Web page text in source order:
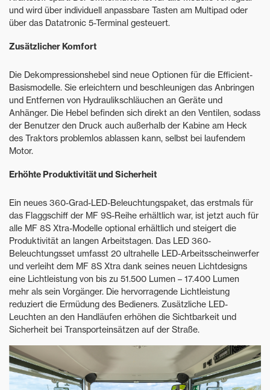
und wird über individuell anpassbare Tasten am Multipad oder
über das Datatronic 5-Terminal gesteuert.
Zusätzlicher Komfort
Die Dekompressionshebel sind neue Optionen für die Efficient-
Basismodelle. Sie erleichtern und beschleunigen das Anbringen
und Entfernen von Hydraulikschläuchen an Geräte und
Anhänger. Die Hebel befinden sich direkt an den Ventilen, sodass
der Benutzer den Druck auch außerhalb der Kabine am Heck
des Traktors problemlos ablassen kann, selbst bei laufendem
Motor.
Erhöhte Produktivität und Sicherheit
Ein neues 360-Grad-LED-Beleuchtungspaket, das erstmals für
das Flaggschiff der MF 9S-Reihe erhältlich war, ist jetzt auch für
alle MF 8S Xtra-Modelle optional erhältlich und steigert die
Produktivität an langen Arbeitstagen. Das LED 360-
Beleuchtungsset umfasst 20 ultrahelle LED-Arbeitsscheinwerfer
und verleiht dem MF 8S Xtra dank seines neuen Lichtdesigns
eine Lichtleistung von bis zu 51.500 Lumen – 17.400 Lumen
mehr als sein Vorgänger. Die hervorragende Lichtleistung
reduziert die Ermüdung des Bedieners. Zusätzliche LED-
Leuchten an den Handläufen erhöhen die Sichtbarkeit und
Sicherheit bei Transporteinsätzen auf der Straße.